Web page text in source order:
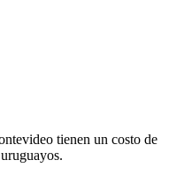
tienen un costo de